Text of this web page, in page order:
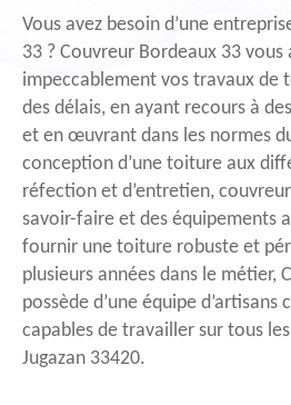
Vous avez besoin d’une
33 ? Couvreur Bordeaux 33 vous
impeccablement vos travaux de
des délais, en ayant recours à
et en œuvrant dans les normes
conception d’une toiture aux
réfection et d’entretien,
savoir-faire et des équipements
fournir une toiture robuste et
plusieurs années dans le métier,
possède d’une équipe
capables de travailler sur tous
Jugazan 33420.